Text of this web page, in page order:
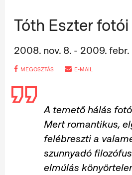
Tóth Eszter fotói
2008. nov. 8. - 2009. febr.
MEGOSZTÁS E-MAIL
A temető hálás
Mert romantikus,
felébreszti a
szunnyadó
elmúlás